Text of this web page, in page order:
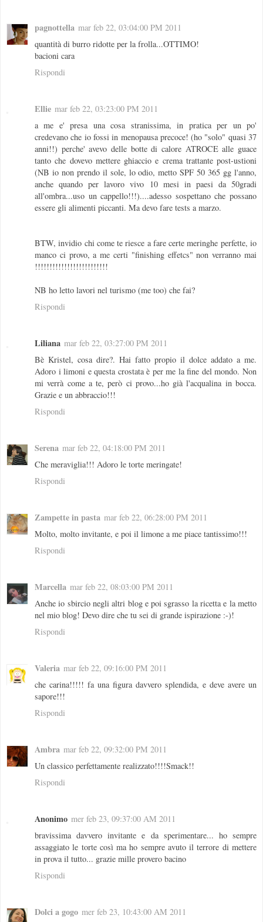
pagnottella mar feb 22, 03:04:00 PM 2011
quantità di burro ridotte per la frolla...OTTIMO!
bacioni cara
Rispondi
Ellie mar feb 22, 03:23:00 PM 2011
a me e' presa una cosa stranissima, in pratica per un po'
credevano che io fossi in menopausa precoce! (ho "solo" quasi 37
anni!!) perche' avevo delle botte di calore ATROCE alle guace
tanto che dovevo mettere ghiaccio e crema trattante post-ustioni
(NB io non prendo il sole, lo odio, metto SPF 50 365 gg l'anno,
anche quando per lavoro vivo 10 mesi in paesi da 50gradi
all'ombra...uso un cappello!!!)....adesso sospettano che possano
essere gli alimenti piccanti. Ma devo fare tests a marzo.
BTW, invidio chi come te riesce a fare certe meringhe perfette, io
manco ci provo, a me certi "finishing effetcs" non verranno mai
!!!!!!!!!!!!!!!!!!!!!!!!!
NB ho letto lavori nel turismo (me too) che fai?
Rispondi
Liliana mar feb 22, 03:27:00 PM 2011
Bè Kristel, cosa dire?. Hai fatto propio il dolce addato a me.
Adoro i limoni e questa crostata è per me la fine del mondo. Non
mi verrà come a te, però ci provo...ho già l'acqualina in bocca.
Grazie e un abbraccio!!!
Rispondi
Serena mar feb 22, 04:18:00 PM 2011
Che meraviglia!!! Adoro le torte meringate!
Rispondi
Zampette in pasta mar feb 22, 06:28:00 PM 2011
Molto, molto invitante, e poi il limone a me piace tantissimo!!!
Rispondi
Marcella mar feb 22, 08:03:00 PM 2011
Anche io sbircio negli altri blog e poi sgrasso la ricetta e la metto
nel mio blog! Devo dire che tu sei di grande ispirazione :-)!
Rispondi
Valeria mar feb 22, 09:16:00 PM 2011
che carina!!!!! fa una figura davvero splendida, e deve avere un
sapore!!!
Rispondi
Ambra mar feb 22, 09:32:00 PM 2011
Un classico perfettamente realizzato!!!!Smack!!
Rispondi
Anonimo mer feb 23, 09:37:00 AM 2011
bravissima davvero invitante e da sperimentare... ho sempre
assaggiato le torte così ma ho sempre avuto il terrore di mettere
in prova il tutto... grazie mille provero bacino
Rispondi
Dolci a gogo mer feb 23, 10:43:00 AM 2011